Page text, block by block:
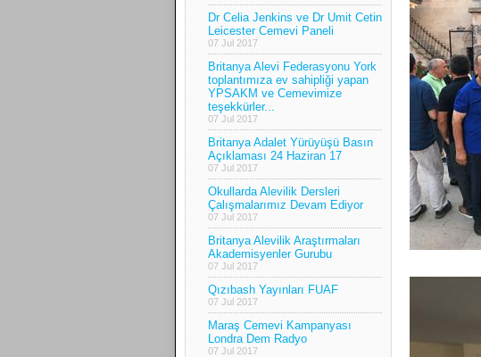
Dr Celia Jenkins ve Dr Umit Cetin
Leicester Cemevi Paneli
07 Jul 2017
Britanya Alevi Federasyonu York
toplantımıza ev sahipliği yapan
YPSAKM ve Cemevimize
teşekkürler...
07 Jul 2017
Britanya Adalet Yürüyüşü Basın
Açıklaması 24 Haziran 17
07 Jul 2017
Okullarda Alevilik Dersleri
Çalışmalarımız Devam Ediyor
07 Jul 2017
Britanya Alevilik Araştırmaları
Akademisyenler Gurubu
07 Jul 2017
Qızıbash Yayınları FUAF
07 Jul 2017
Maraş Cemevi Kampanyası
Londra Dem Radyo
07 Jul 2017